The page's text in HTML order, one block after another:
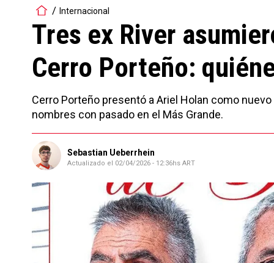
Internacional
Tres ex River
Cerro Porteño:
Cerro Porteño presentó a Ariel Holan como
nombres con pasado en el Más Grande.
Sebastian Ueberrhein
Actualizado el 02/04/2026 - 12:36hs ART